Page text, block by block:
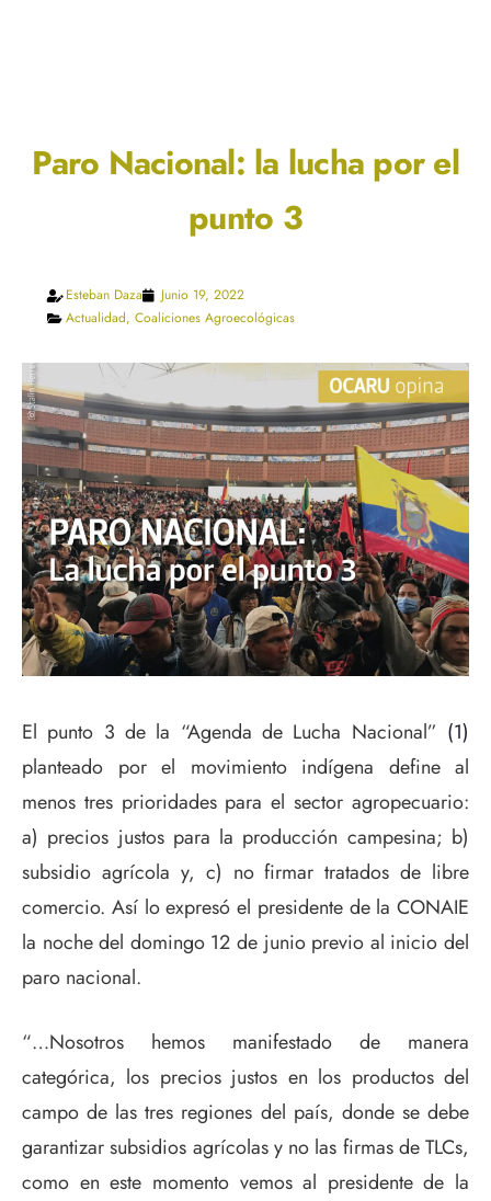
Paro Nacional: la lucha por el
punto 3
Esteban Daza
Junio 19, 2022
Actualidad, Coaliciones Agroecológicas
El punto 3 de la “Agenda de Lucha Nacional” (1)
planteado por el movimiento indígena define al
menos tres prioridades para el sector agropecuario:
a) precios justos para la producción campesina; b)
subsidio agrícola y, c) no firmar tratados de libre
comercio. Así lo expresó el presidente de la CONAIE
la noche del domingo 12 de junio previo al inicio del
paro nacional.
“…Nosotros hemos manifestado de manera
categórica, los precios justos en los productos del
campo de las tres regiones del país, donde se debe
garantizar subsidios agrícolas y no las firmas de TLCs,
como en este momento vemos al presidente de la